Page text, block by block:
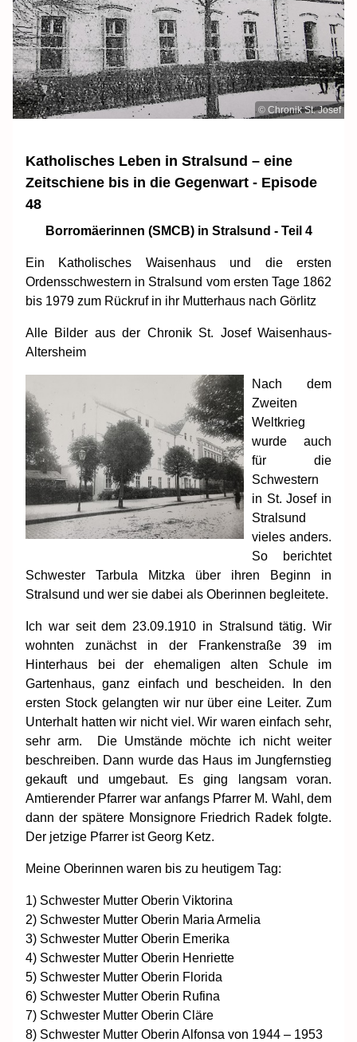
© Chronik St. Josef
Katholisches Leben in Stralsund – eine
Zeitschiene bis in die Gegenwart - Episode
48
Borromäerinnen (SMCB) in Stralsund - Teil 4
Ein Katholisches Waisenhaus und die ersten
Ordensschwestern in Stralsund vom ersten Tage 1862
bis 1979 zum Rückruf in ihr Mutterhaus nach Görlitz
Alle Bilder aus der Chronik St. Josef Waisenhaus-
Altersheim
Nach dem
Zweiten
Weltkrieg
wurde auch
für die
Schwestern
in St. Josef in
Stralsund
vieles anders.
So berichtet
Schwester Tarbula Mitzka über ihren Beginn in
Stralsund und wer sie dabei als Oberinnen begleitete.
Ich war seit dem 23.09.1910 in Stralsund tätig. Wir
wohnten zunächst in der Frankenstraße 39 im
Hinterhaus bei der ehemaligen alten Schule im
Gartenhaus, ganz einfach und bescheiden. In den
ersten Stock gelangten wir nur über eine Leiter. Zum
Unterhalt hatten wir nicht viel. Wir waren einfach sehr,
sehr arm. Die Umstände möchte ich nicht weiter
beschreiben. Dann wurde das Haus im Jungfernstieg
gekauft und umgebaut. Es ging langsam voran.
Amtierender Pfarrer war anfangs Pfarrer M. Wahl, dem
dann der spätere Monsignore Friedrich Radek folgte.
Der jetzige Pfarrer ist Georg Ketz.
Meine Oberinnen waren bis zu heutigem Tag:
1) Schwester Mutter Oberin Viktorina
2) Schwester Mutter Oberin Maria Armelia
3) Schwester Mutter Oberin Emerika
4) Schwester Mutter Oberin Henriette
5) Schwester Mutter Oberin Florida
6) Schwester Mutter Oberin Rufina
7) Schwester Mutter Oberin Cläre
8) Schwester Mutter Oberin Alfonsa von 1944 – 1953